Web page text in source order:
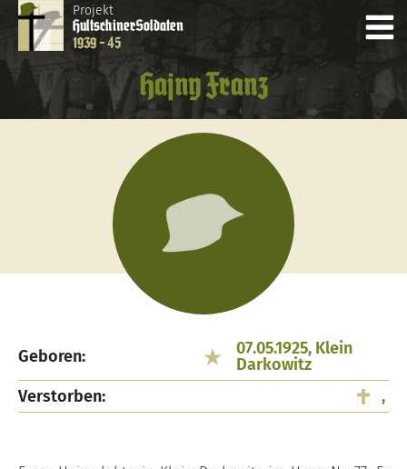
Projekt
HultschinerSoldaten
1939 - 45
Hajny Franz
Geboren:
07.05.1925, Klein
Darkowitz
Verstorben:
,